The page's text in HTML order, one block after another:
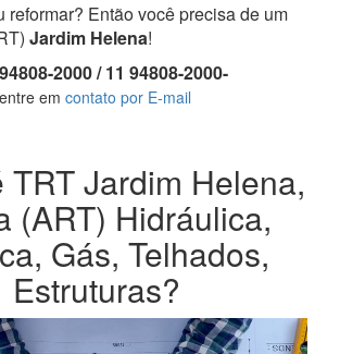
reformar? Então você precisa de um
Jardim Helena!
2000 / 11 94808-2000-
em contato por E-mail
TRT Jardim Helena,
(ART) Hidráulica,
Gás, Telhados,
Estruturas?